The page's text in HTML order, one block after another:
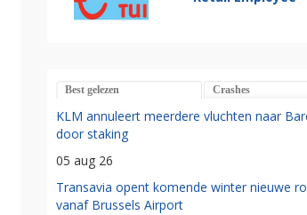
Best gelezen Crashes
KLM annuleert meerdere vluchten naar
door staking
05 aug 26
Transavia opent komende winter nieuwe
vanaf Brussels Airport